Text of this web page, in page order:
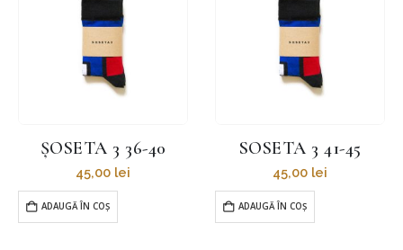
ȘOSETA 3 36-40
45,00 lei
ADAUGĂ ÎN COȘ
SOSETA 3 41-45
45,00 lei
ADAUGĂ ÎN COȘ